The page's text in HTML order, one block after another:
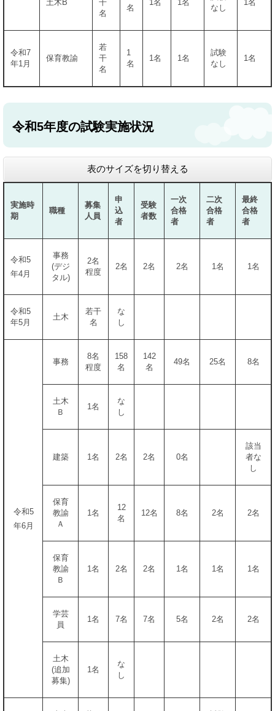
土木B
干
名
名
1名 1名
なし
1名
令和7
年1月
保育教諭
若
干
名
1
名
1名 1名
試験
なし
1名
令和5年度の試験実施状況
表のサイズを切り替える
実施時
期
職種
募集
人員
申
込
者
受験
者数
一次
合格
者
二次
合格
者
最終
合格
者
令和5
年4月
事務
(デジ
タル)
2名
程度
2名 2名 2名 1名 1名
令和5
年5月
土木
若干
名
な
し
令和5
年6月
事務
8名
程度
158
名
142
名
49名 25名 8名
土木
Ｂ
1名
な
し
建築 1名 2名 2名 0名
該当
者な
し
保育
教諭
Ａ
1名
12
名
12名 8名 2名 2名
保育
教諭
Ｂ
1名 2名 2名 1名 1名 1名
学芸
員
1名 7名 7名 5名 2名 2名
土木
(追加
募集)
1名
な
し